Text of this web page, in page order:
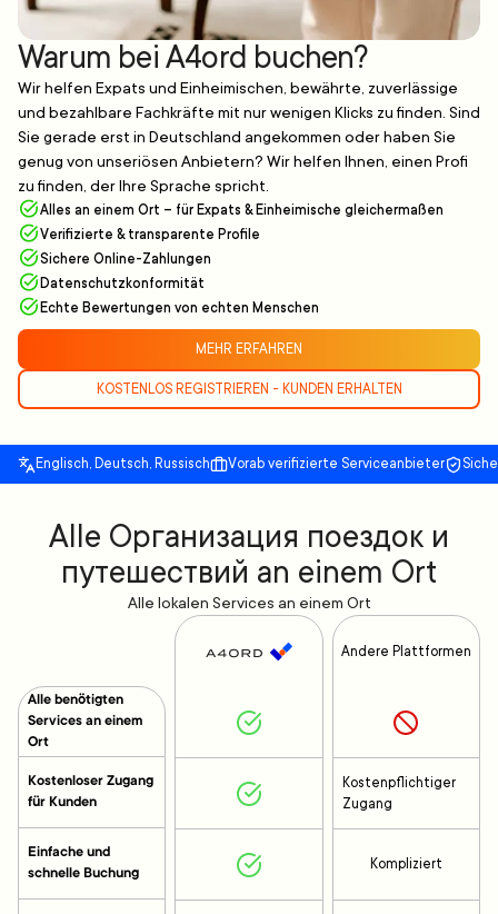
Warum bei A4ord buchen?
Wir helfen Expats und Einheimischen, bewährte, zuverlässige
und bezahlbare Fachkräfte mit nur wenigen Klicks zu finden. Sind
Sie gerade erst in Deutschland angekommen oder haben Sie
genug von unseriösen Anbietern? Wir helfen Ihnen, einen Profi
zu finden, der Ihre Sprache spricht.
Alles an einem Ort – für Expats & Einheimische gleichermaßen
Verifizierte & transparente Profile
Sichere Online-Zahlungen
Datenschutzkonformität
Echte Bewertungen von echten Menschen
MEHR ERFAHREN
KOSTENLOS REGISTRIEREN - KUNDEN ERHALTEN
Englisch, Deutsch, Russisch Vorab verifizierte Serviceanbieter
Alle Организация поездок и
путешествий an einem Ort
Alle lokalen Services an einem Ort
Alle benötigten
Services an einem
Ort
Kostenloser Zugang
für Kunden
Einfache und
schnelle Buchung
Andere Plattformen
Kostenpflichtiger
Zugang
Kompliziert